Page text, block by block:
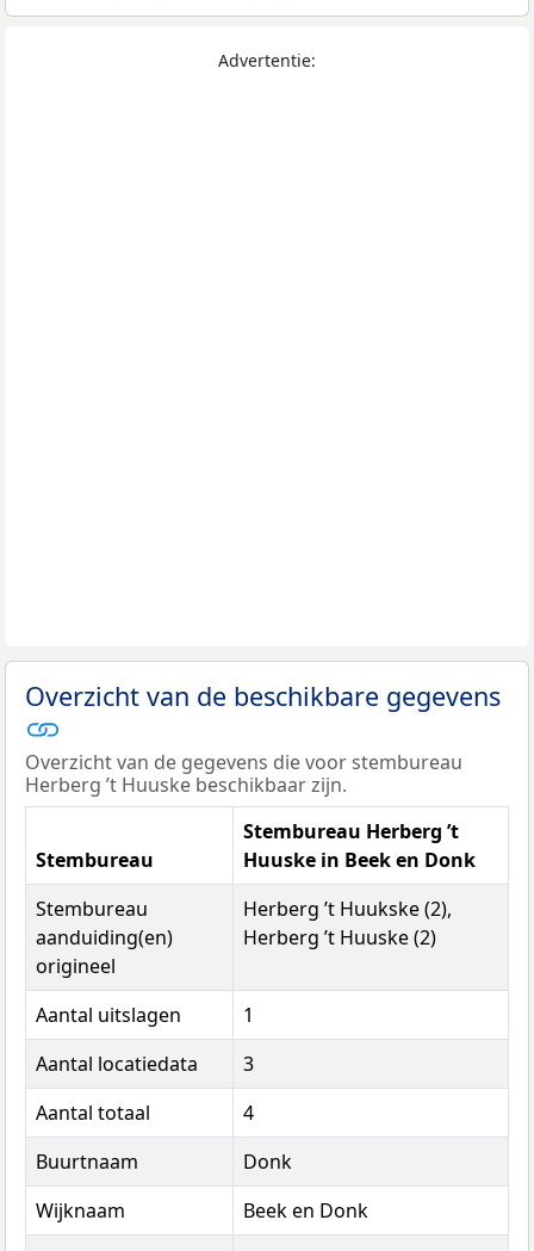
Advertentie:
Overzicht van de beschikbare gegevens
Overzicht van de gegevens die voor stembureau
Herberg ’t Huuske beschikbaar zijn.
Stembureau
Stembureau Herberg ’t
Huuske in Beek en Donk
Stembureau
aanduiding(en)
origineel
Herberg ’t Huukske (2),
Herberg ’t Huuske (2)
Aantal uitslagen
1
Aantal locatiedata
3
Aantal totaal
4
Buurtnaam
Donk
Wijknaam
Beek en Donk